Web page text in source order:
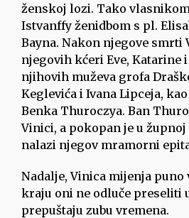
ženskoj lozi. Tako
Istvanffy ženidbom s pl.
Bayna. Nakon njegove smrti
njegovih kćeri Eve, Katarine
njihovih muževa grofa
Keglevića i Ivana Lipceja,
Benka Thuroczya. Ban
Vinici, a pokopan je u
nalazi njegov mramorni
Nadalje, Vinica mijenja puno
kraju oni ne odluče preseliti
prepuštaju zubu vremena.